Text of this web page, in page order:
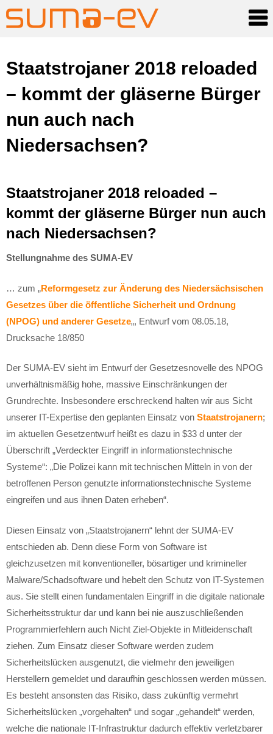
Skip
content
Staatstrojaner 2018 reloaded
– kommt der gläserne Bürger
nun auch nach
Niedersachsen?
Staatstrojaner 2018 reloaded –
kommt der gläserne Bürger nun auch
nach Niedersachsen?
Stellungnahme des SUMA-EV
… zum „Reformgesetz zur Änderung des Niedersächsischen
Gesetzes über die öffentliche Sicherheit und Ordnung
(NPOG) und anderer Gesetze„, Entwurf vom 08.05.18,
Drucksache 18/850
Der SUMA-EV sieht im Entwurf der Gesetzesnovelle des NPOG
unverhältnismäßig hohe, massive Einschränkungen der
Grundrechte. Insbesondere erschreckend halten wir aus Sicht
unserer IT-Expertise den geplanten Einsatz von Staatstrojanern;
im aktuellen Gesetzentwurf heißt es dazu in $33 d unter der
Überschrift „Verdeckter Eingriff in informationstechnische
Systeme“: „Die Polizei kann mit technischen Mitteln in von der
betroffenen Person genutzte informationstechnische Systeme
eingreifen und aus ihnen Daten erheben“.
Diesen Einsatz von „Staatstrojanern“ lehnt der SUMA-EV
entschieden ab. Denn diese Form von Software ist
gleichzusetzen mit konventioneller, bösartiger und krimineller
Malware/Schadsoftware und hebelt den Schutz von IT-Systemen
aus. Sie stellt einen fundamentalen Eingriff in die digitale nationale
Sicherheitsstruktur dar und kann bei nie auszuschließenden
Programmierfehlern auch Nicht Ziel-Objekte in Mitleidenschaft
ziehen. Zum Einsatz dieser Software werden zudem
Sicherheitslücken ausgenutzt, die vielmehr den jeweiligen
Herstellern gemeldet und daraufhin geschlossen werden müssen.
Es besteht ansonsten das Risiko, dass zukünftig vermehrt
Sicherheitslücken „vorgehalten“ und sogar „gehandelt“ werden,
welche die nationale IT-Infrastruktur dadurch effektiv verletzbarer